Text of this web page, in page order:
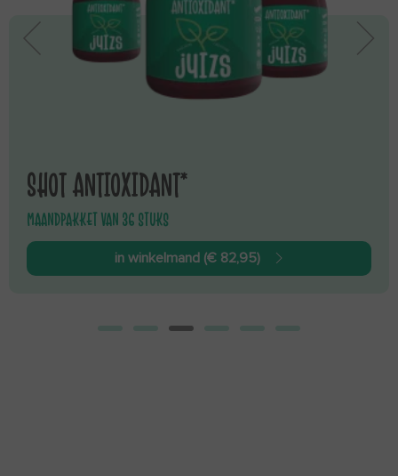
SHOT ANTIOXIDANT*
MAANDPAKKET VAN 36 STUKS
in winkelmand (€ 82,95)